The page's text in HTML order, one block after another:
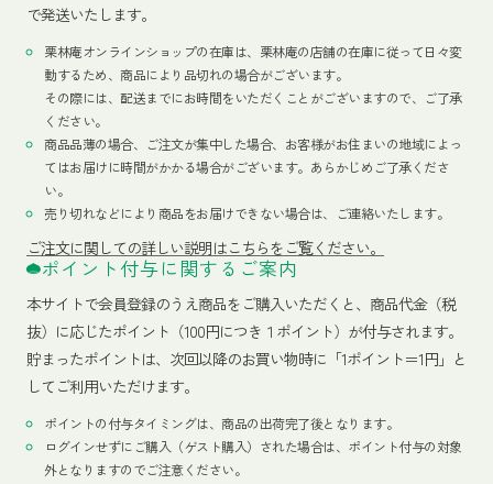
で発送いたします。
栗林庵オンラインショップの在庫は、栗林庵の店舗の在庫に従って日々変
動するため、商品により品切れの場合がございます。
その際には、配送までにお時間をいただくことがございますので、ご了承
ください。
商品品薄の場合、ご注文が集中した場合、お客様がお住まいの地域によっ
てはお届けに時間がかかる場合がございます。あらかじめご了承くださ
い。
売り切れなどにより商品をお届けできない場合は、ご連絡いたします。
ご注文に関しての詳しい説明はこちらをご覧ください。
ポイント付与に関するご案内
本サイトで会員登録のうえ商品をご購入いただくと、商品代金（税
抜）に応じたポイント（100円につき１ポイント）が付与されます。
貯まったポイントは、次回以降のお買い物時に「1ポイント＝1円」と
してご利用いただけます。
ポイントの付与タイミングは、商品の出荷完了後となります。
ログインせずにご購入（ゲスト購入）された場合は、ポイント付与の対象
外となりますのでご注意ください。